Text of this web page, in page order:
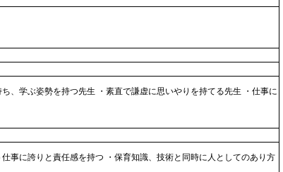
、学ぶ姿勢を持つ先生 ・素直で謙虚に思いやりを持てる先生 ・仕事に
事に誇りと責任感を持つ ・保育知識、技術と同時に人としてのあり方